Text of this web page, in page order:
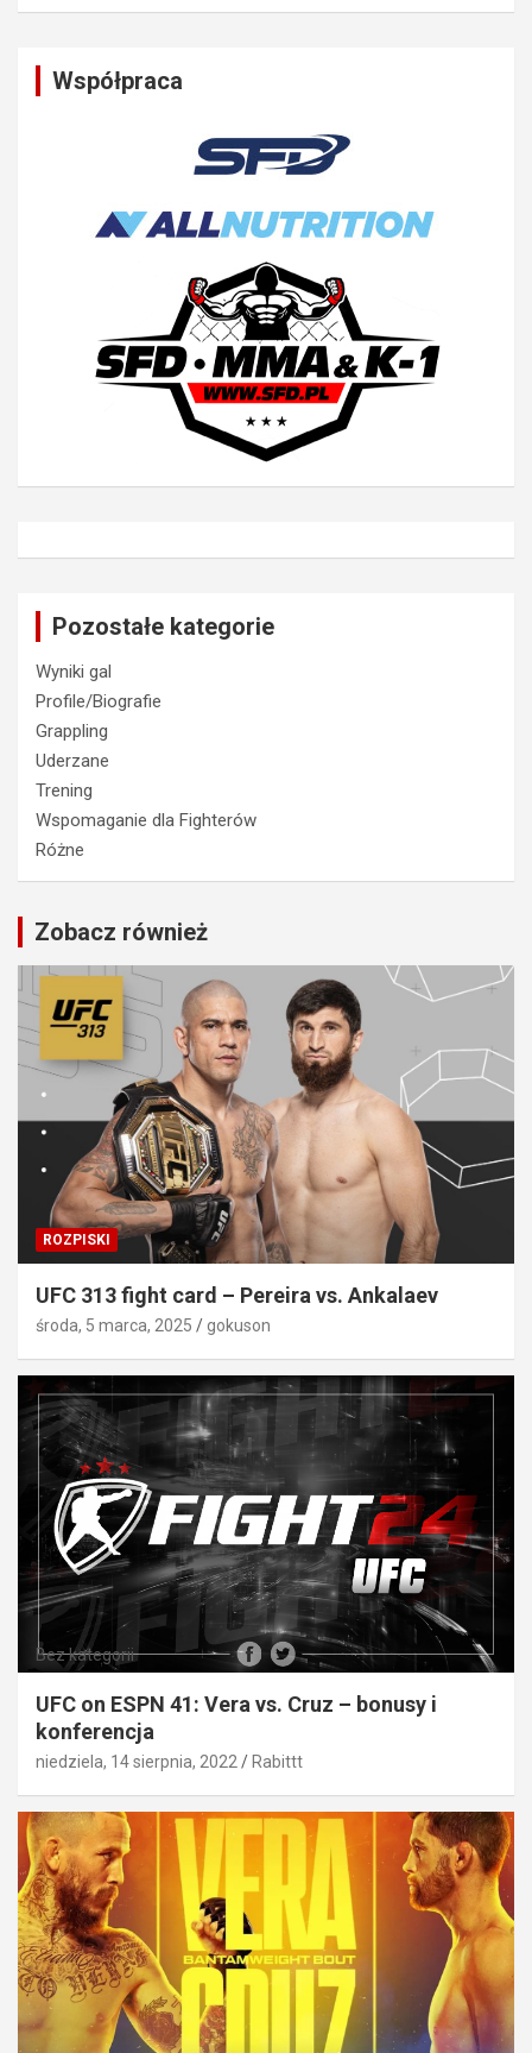
Współpraca
Pozostałe kategorie
Wyniki gal
Profile/Biografie
Grappling
Uderzane
Trening
Wspomaganie dla Fighterów
Różne
Zobacz również
ROZPISKI
UFC 313 fight card – Pereira vs. Ankalaev
środa, 5 marca, 2025 gokuson
Bez kategorii
UFC on ESPN 41: Vera vs. Cruz – bonusy i
konferencja
niedziela, 14 sierpnia, 2022 Rabittt